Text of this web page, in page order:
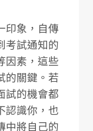
印象，自傳
考試通知的
因素，這些
的關鍵。若
試的機會都
認識你，也
中將自己的